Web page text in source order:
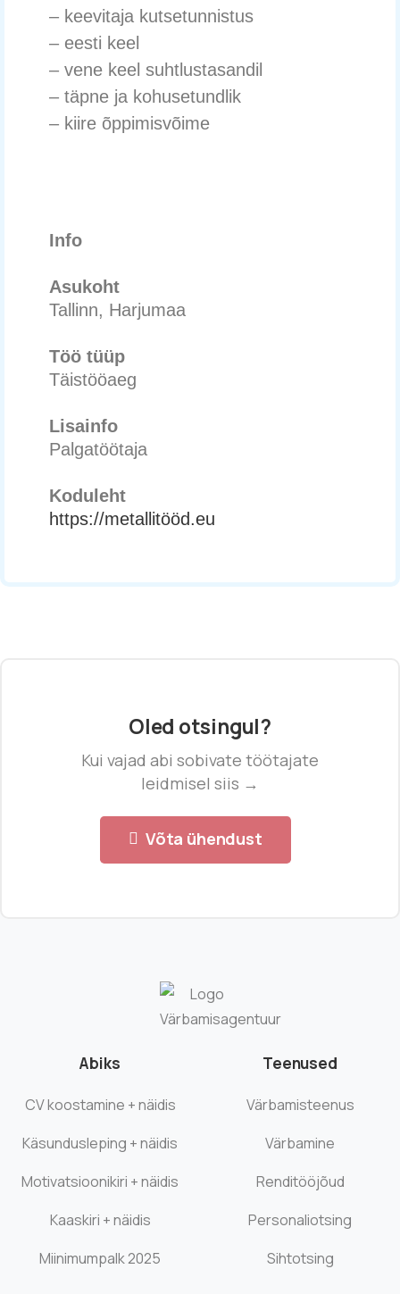
– keevitaja kutsetunnistus
– eesti keel
– vene keel suhtlustasandil
– täpne ja kohusetundlik
– kiire õppimisvõime
Info
Asukoht
Tallinn, Harjumaa
Töö tüüp
Täistööaeg
Lisainfo
Palgatöötaja
Koduleht
https://metallitööd.eu
Oled otsingul?
Kui vajad abi sobivate töötajate
leidmisel siis →
Võta ühendust
Abiks
CV koostamine + näidis
Käsundusleping + näidis
Motivatsioonikiri + näidis
Kaaskiri + näidis
Miinimumpalk 2025
Teenused
Värbamisteenus
Värbamine
Renditööjõud
Personaliotsing
Sihtotsing